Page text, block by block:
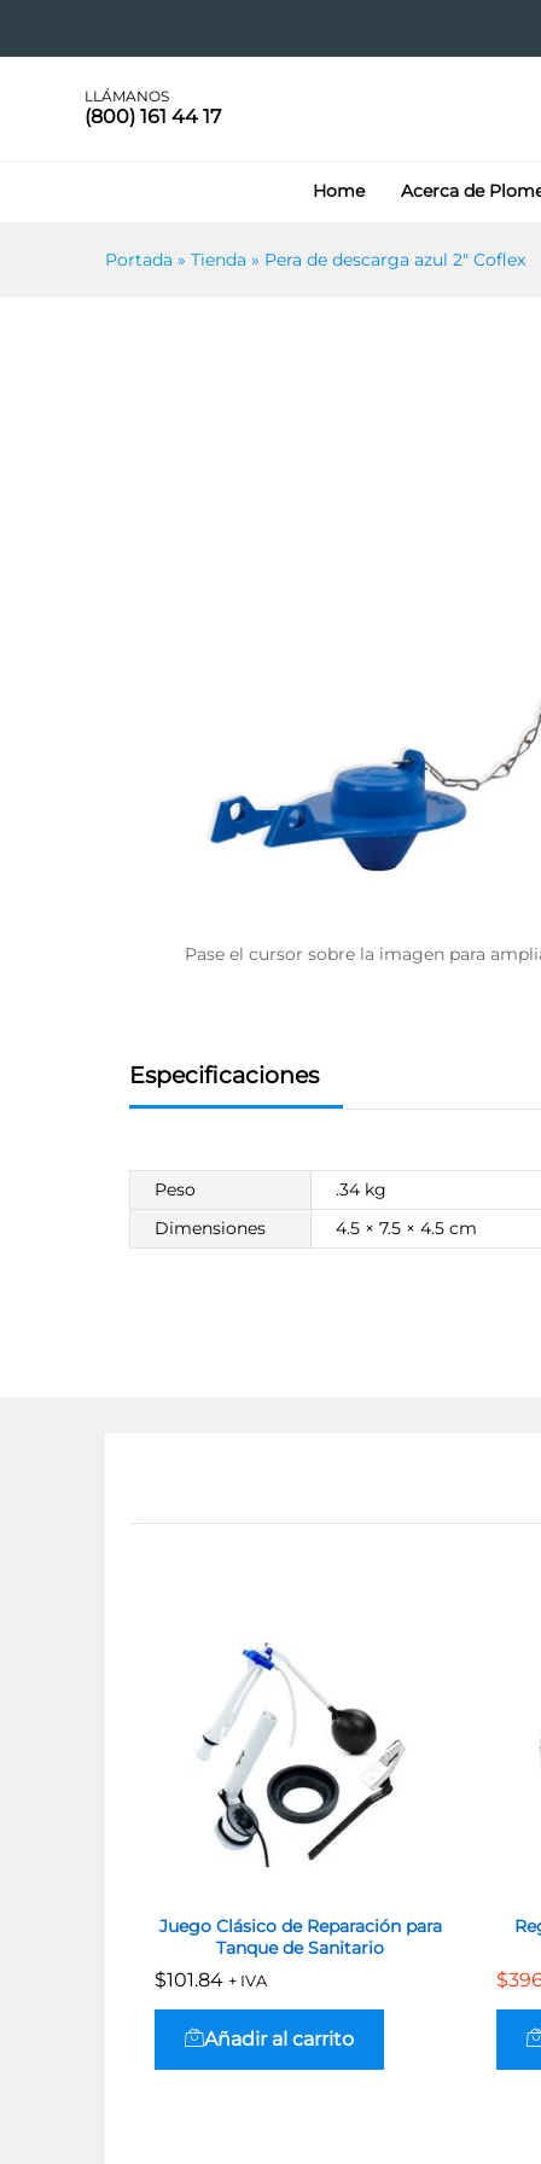
LLÁMANOS
(800) 161 44 17
Home Acerca de
Portada » Tienda » Pera de descarga azul 2″ Coflex
Pase el cursor sobre la imagen para
Especificaciones
Peso
.34 kg
Dimensiones
4.5 × 7.5 × 4.5 cm
Juego Clásico de Reparación para
Tanque de Sanitario
$101.84 + IVA
$101.84
Añadir al carrito
$
$